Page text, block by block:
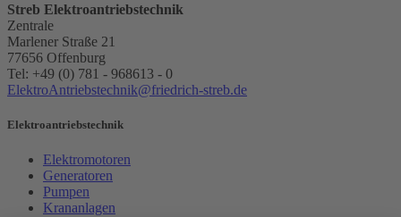
Streb Elektroantriebstechnik
Zentrale
Marlener Straße 21
77656 Offenburg
Tel: +49 (0) 781 - 968613 - 0
ElektroAntriebstechnik@friedrich-streb.de
Elektroantriebstechnik
Elektromotoren
Generatoren
Pumpen
Krananlagen